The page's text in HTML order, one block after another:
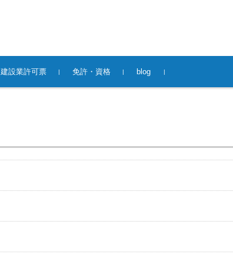
建設業許可票 免許・資格 blog